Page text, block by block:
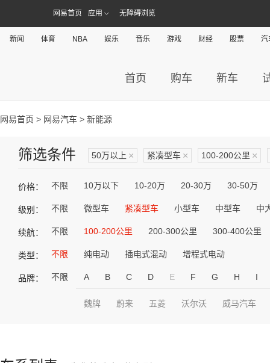
网易首页 应用 无障碍浏览
新闻 体育 NBA 娱乐 音乐 游戏 财经 股票 汽
首页 购车 新车
网易首页 > 网易汽车 > 新能源
筛选条件 50万以上 × 紧凑型车 × 100-200公里 ×
价格： 不限 10万以下 10-20万 20-30万 30-50万
级别： 不限 微型车 紧凑型车 小型车 中型车 中
续航： 不限 100-200公里 200-300公里 300-400公里
类型： 不限 纯电动 插电式混动 增程式电动
品牌： 不限 A B C D E F G H I
魏牌 蔚来 五菱 沃尔沃 威马汽车